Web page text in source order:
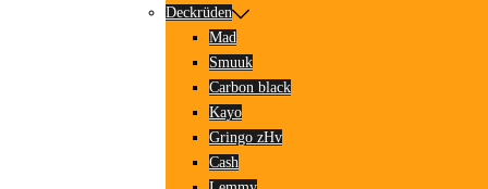
Deckrüden
Mad
Smuuk
Carbon black
Kayo
Gringo zHv
Cash